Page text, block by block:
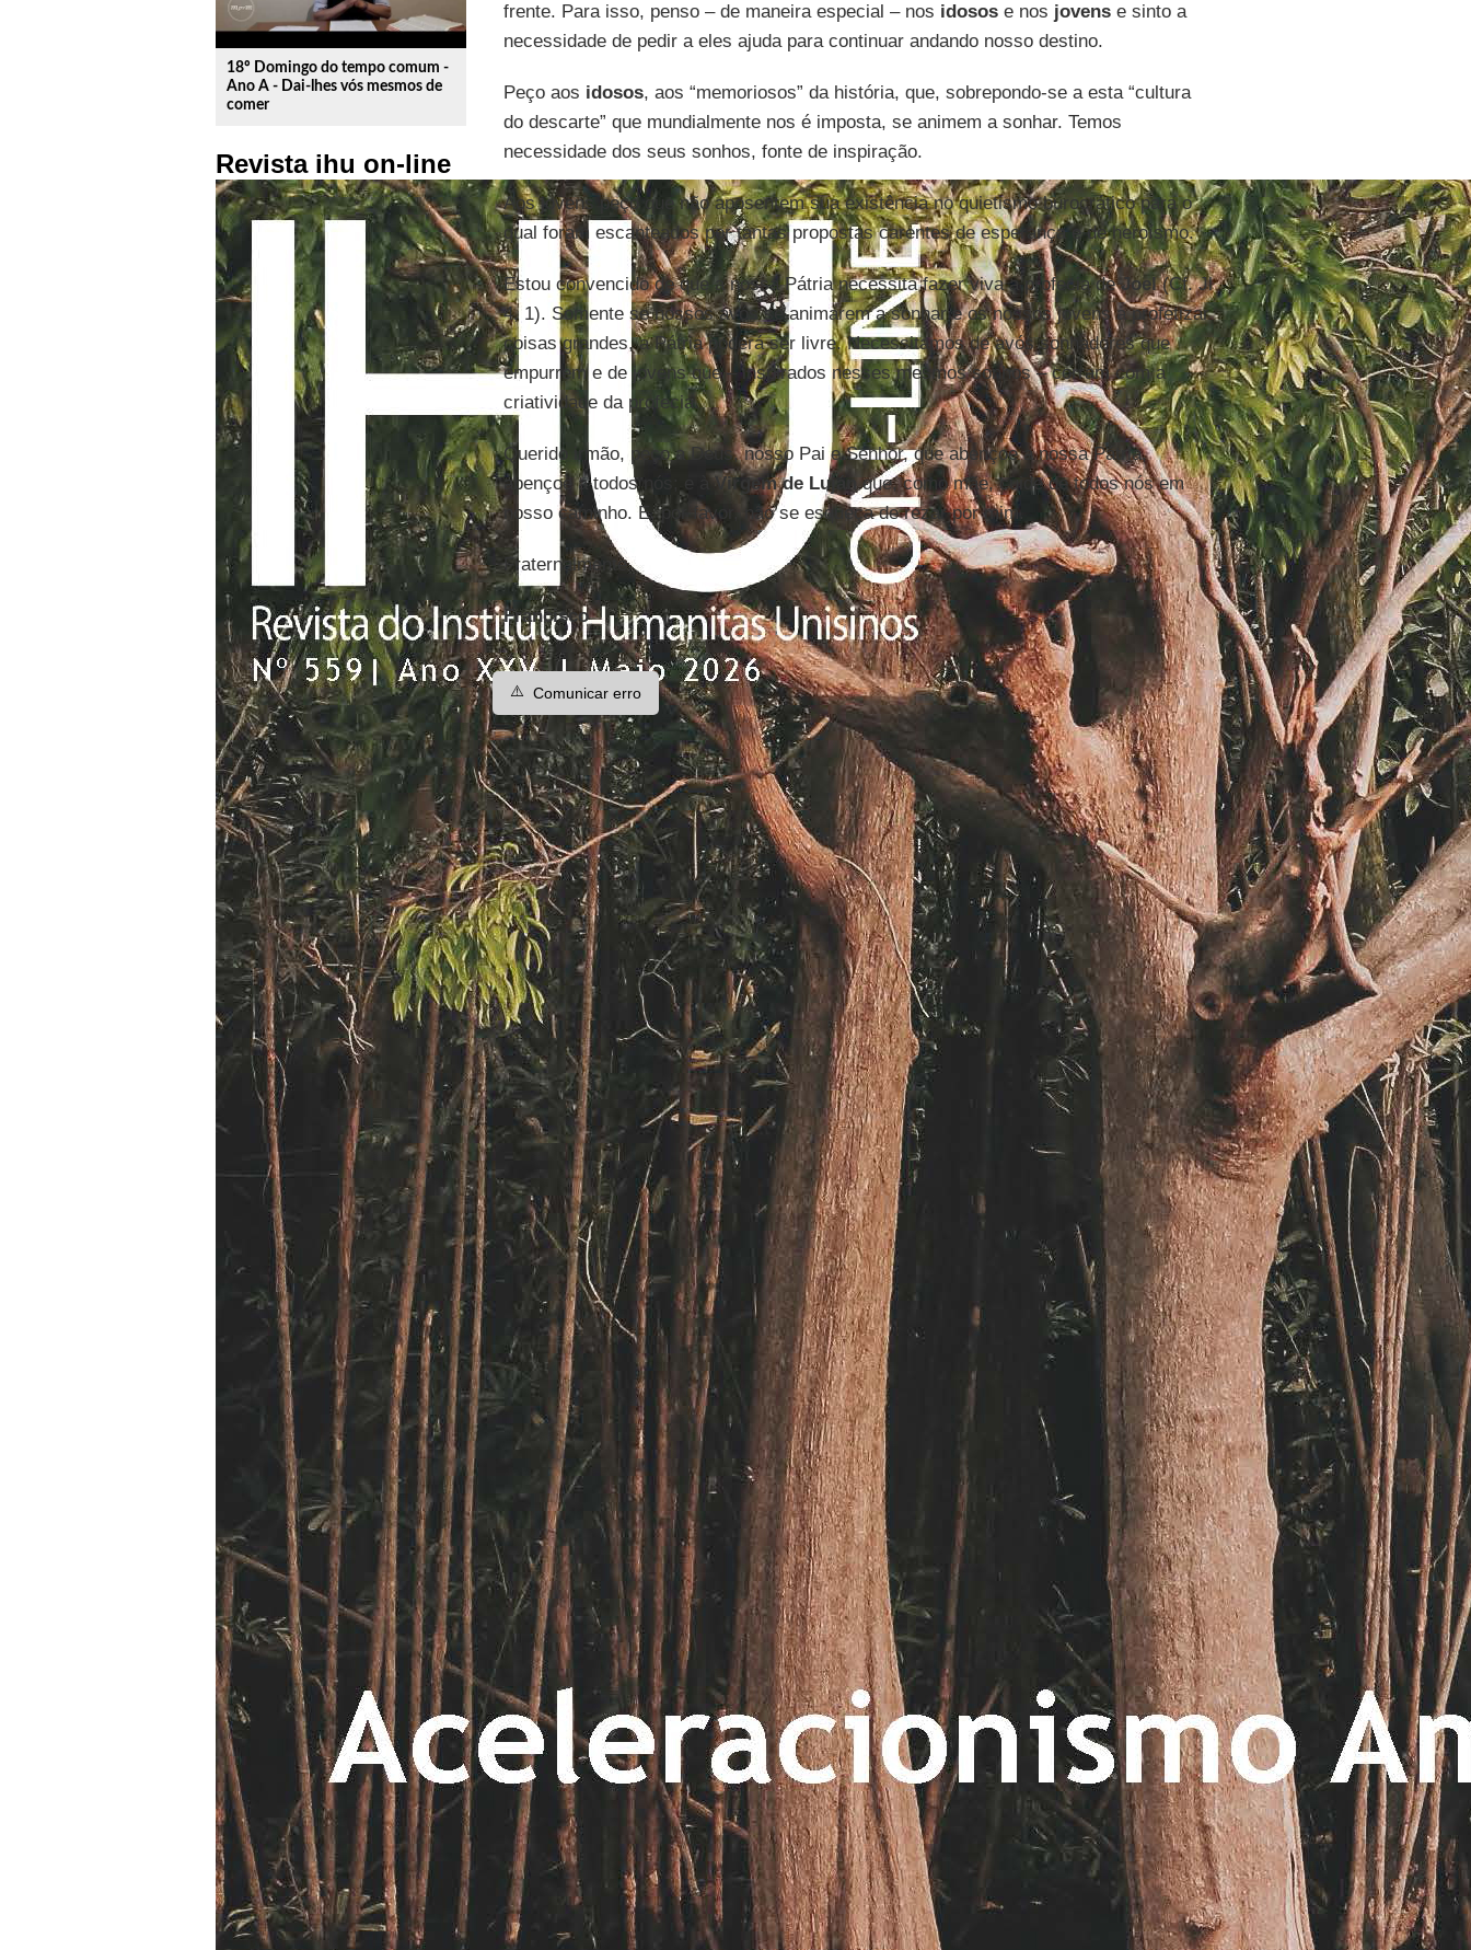
18º Domingo do tempo comum -
Ano A - Dai-lhes vós mesmos de
comer
Revista ihu on-line
frente. Para isso, penso – de maneira especial – nos idosose nos jovense sinto a
necessidade de pedir a eles ajuda para continuar andando nosso destino.
Peço aos idosos, aos “memoriosos” da história, que, sobrepondo-se a esta “cultura
do descarte” que mundialmente nos é imposta, se animem a sonhar. Temos
necessidade dos seus sonhos, fonte de inspiração.
Aos jovens peço que não aposentem sua existência no quietismo burocrático para o
qual foram escanteados por tantas propostas carentes de esperança e de heroísmo.
Estou convencido de que a nossa Pátria necessita fazer viva a profecia deJoel(Cf. Jl
4, 1). Somente se nossos avós se animarem a sonhar e os nossos jovens a profetizar
coisas grandes, a Pátria poderá ser livre. Necessitamos de avós sonhadores que
empurrem e de jovens que – inspirados nesses mesmos sonhos – corram com a
criatividade da profecia.
Querido irmão, peço a Deus, nosso Pai e Senhor, que abençoe a nossa Pátria,
abençoe a todos nós; e àVirgem de Luján que, como mãe, cuide de todos nós em
nosso caminho. E, por favor, não se esqueça de rezar por mim.
Fraternalmente,
Francisco
⚠️ Comunicar erro